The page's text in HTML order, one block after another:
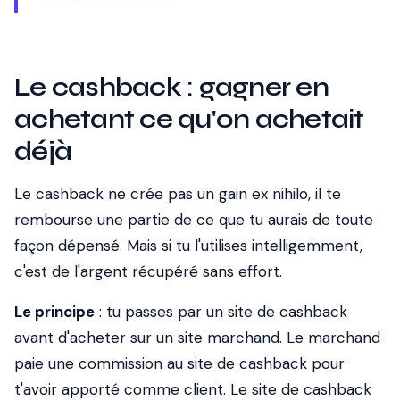
Le cashback : gagner en
achetant ce qu'on achetait
déjà
Le cashback ne crée pas un gain ex nihilo, il te
rembourse une partie de ce que tu aurais de toute
façon dépensé. Mais si tu l'utilises intelligemment,
c'est de l'argent récupéré sans effort.
Le principe : tu passes par un site de cashback
avant d'acheter sur un site marchand. Le marchand
paie une commission au site de cashback pour
t'avoir apporté comme client. Le site de cashback